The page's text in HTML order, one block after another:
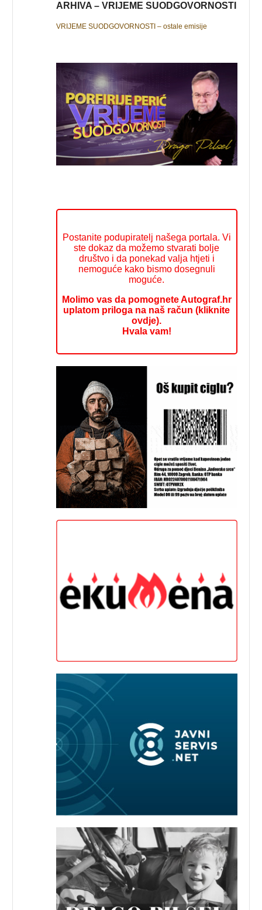
ARHIVA – VRIJEME SUODGOVORNOSTI
VRIJEME SUODGOVORNOSTI – ostale emisije
Postanite podupiratelj našega portala. Vi
ste dokaz da možemo stvarati bolje
društvo i da ponekad valja htjeti i
nemoguće kako bismo dosegnuli
moguće.
Molimo vas da pomognete Autograf.hr
uplatom priloga na naš račun (kliknite
ovdje).
Hvala vam!